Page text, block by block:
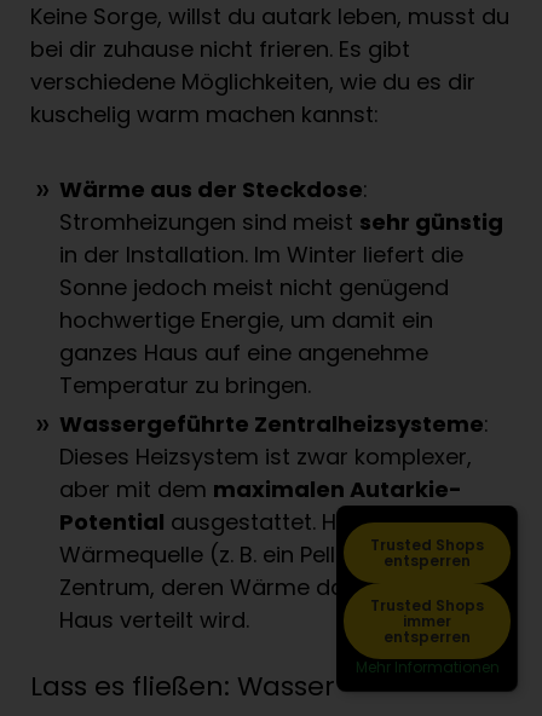
Keine Sorge, willst du autark leben, musst du
bei dir zuhause nicht frieren. Es gibt
verschiedene Möglichkeiten, wie du es dir
kuschelig warm machen kannst:
Wärme aus der Steckdose:
Stromheizungen sind meist sehr günstig
in der Installation. Im Winter liefert die
Sonne jedoch meist nicht genügend
hochwertige Energie, um damit ein
ganzes Haus auf eine angenehme
Temperatur zu bringen.
Wassergeführte Zentralheizsysteme:
Dieses Heizsystem ist zwar komplexer,
aber mit dem maximalen Autarkie-
Potential ausgestattet. Hier steht eine
Wärmequelle (z. B. ein Pelletofen) im
Zentrum, deren Wärme dann im ganzen
Haus verteilt wird.
Lass es fließen: Wasser
Trusted Shops
entsperren
Trusted Shops
immer
entsperren
Mehr Informationen